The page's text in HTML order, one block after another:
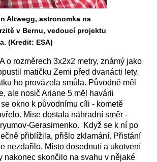
Altwegg, astronomka na
v Bernu, vedoucí projektu
(Kredit: ESA)
o rozměrech 3x2x2 metry, známý jako
matičku Zemi před dvanácti lety.
ho provázela smůla. Původně měl
ale nosič Ariane 5 měl havárii
okno k původnímu cíli - kometě
Mise dostala náhradní směr -
Gerasimenko. Když se k ní po
přiblížila, přišlo zklamání. Přistání
nezdařilo. Místo dosednutí a ukotvení
nakonec skončilo na svahu v nějaké